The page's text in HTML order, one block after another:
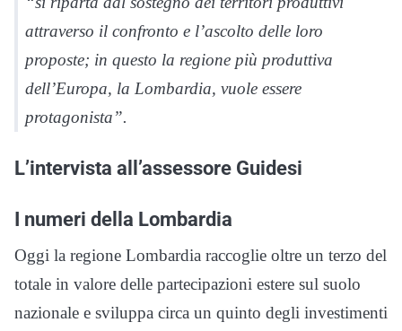
attraverso il confronto e l’ascolto delle loro
proposte; in questo la regione più produttiva
dell’Europa, la Lombardia, vuole essere
protagonista”.
L’intervista all’assessore Guidesi
I numeri della Lombardia
Oggi la regione Lombardia raccoglie oltre un terzo del
totale in valore delle partecipazioni estere sul suolo
nazionale e sviluppa circa un quinto degli investimenti